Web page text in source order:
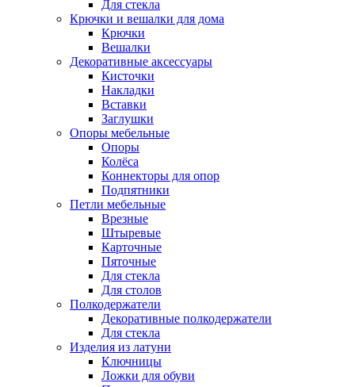
Для стекла
Крючки и вешалки для дома
Крючки
Вешалки
Декоративные аксессуары
Кисточки
Накладки
Вставки
Заглушки
Опоры мебельные
Опоры
Колёса
Коннекторы для опор
Подпятники
Петли мебельные
Врезные
Штыревые
Карточные
Пяточные
Для стекла
Для столов
Полкодержатели
Декоративные полкодержатели
Для стекла
Изделия из латуни
Ключницы
Ложки для обуви